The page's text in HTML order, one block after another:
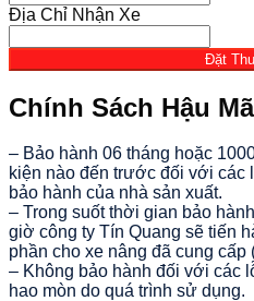
Địa Chỉ Nhận Xe
Đặt
Chính Sách Hậu
– Bảo hành 06 tháng hoặc
kiện nào đến trước đối với các
bảo hành của nhà sản xuất.
– Trong suốt thời gian bảo
giờ công ty Tín Quang sẽ tiến
phần cho xe nâng đã cung
– Không bảo hành đối với các
hao mòn do quá trình sử dụng.